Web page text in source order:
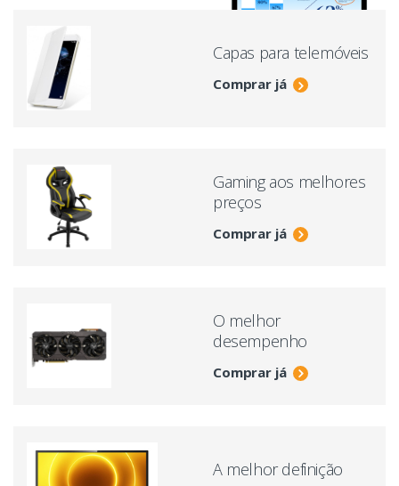
Capas para telemóveis
Comprar já
Gaming aos melhores
preços
Comprar já
O melhor
desempenho
Comprar já
A melhor definição